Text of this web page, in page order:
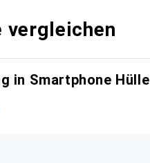
vergleichen
in Smartphone Hülle